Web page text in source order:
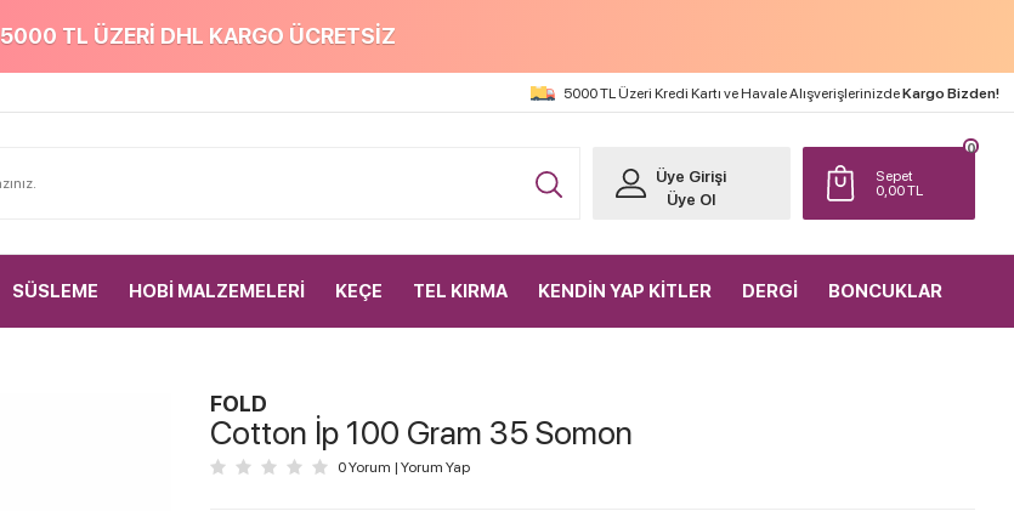
5000 TL ÜZERİ DHL KARGO ÜCRETSİZ
5000 TL Üzeri Kredi Kartı ve Havale AlışverişlerinizdeKargo Bizden!
Sepet
0,00TL
0
Üye Girişi
Üye Ol
SÜSLEME HOBİ MALZEMELERİ KEÇE TEL KIRMA KENDİN YAP KİTLER DERGİ BONCUKLAR
FOLD
Cotton İp 100 Gram 35 Somon
0 Yorum | Yorum Yap